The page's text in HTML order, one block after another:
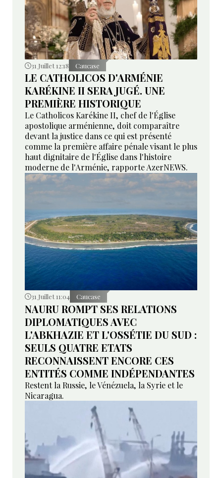
31 Juillet 12:18 Caucase
LE CATHOLICOS D'ARMÉNIE
KARÉKINE II SERA JUGÉ. UNE
PREMIÈRE HISTORIQUE
Le Catholicos Karékine II, chef de l'Église
apostolique arménienne, doit comparaître
devant la justice dans ce qui est présenté
comme la première affaire pénale visant le plus
haut dignitaire de l'Église dans l'histoire
moderne de l'Arménie, rapporte AzerNEWS.
31 Juillet 11:04 Caucase
NAURU ROMPT SES RELATIONS
DIPLOMATIQUES AVEC
L'ABKHAZIE ET L'OSSÉTIE DU SUD :
SEULS QUATRE ETATS
RECONNAISSENT ENCORE CES
ENTITÉS COMME INDÉPENDANTES
Restent la Russie, le Vénézuela, la Syrie et le
Nicaragua.